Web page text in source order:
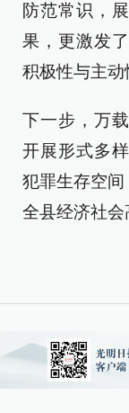
防范常识，
果，更激发
积极性与主动
下一步，万
开展形式多
犯罪生存空间
全县经济社